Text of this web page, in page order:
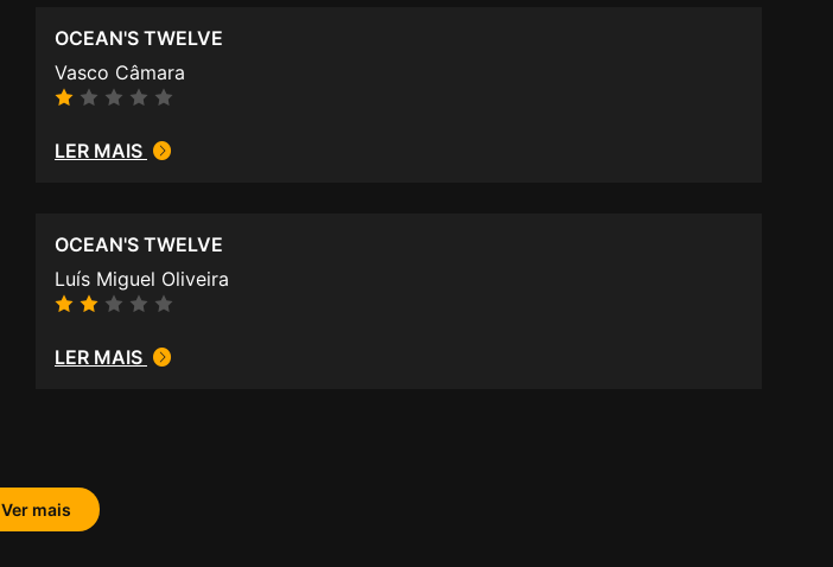
OCEAN'S TWELVE
Vasco Câmara
LER MAIS
OCEAN'S TWELVE
Luís Miguel Oliveira
LER MAIS
Ver mais